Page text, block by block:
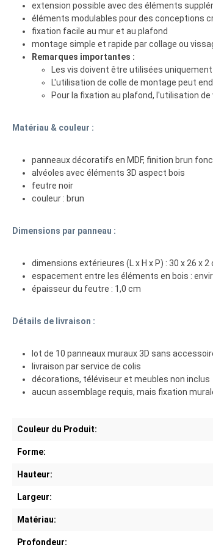
extension possible avec des éléments
éléments modulables pour des conceptions
fixation facile au mur et au plafond
montage simple et rapide par collage ou
Remarques importantes :
Les vis doivent être utilisées
L'utilisation de colle de montage peut
Pour la fixation au plafond, l'utilisation
Matériau & couleur :
panneaux décoratifs en MDF, finition brun
alvéoles avec éléments 3D aspect bois
feutre noir
couleur : brun
Dimensions par panneau :
dimensions extérieures (L x H x P) : 30 x 26 x 2
espacement entre les éléments en bois :
épaisseur du feutre : 1,0 cm
Détails de livraison :
lot de 10 panneaux muraux 3D sans
livraison par service de colis
décorations, téléviseur et meubles non inclus
aucun assemblage requis, mais fixation
Couleur du Produit:
Forme:
Hauteur:
Largeur:
Matériau:
Profondeur: